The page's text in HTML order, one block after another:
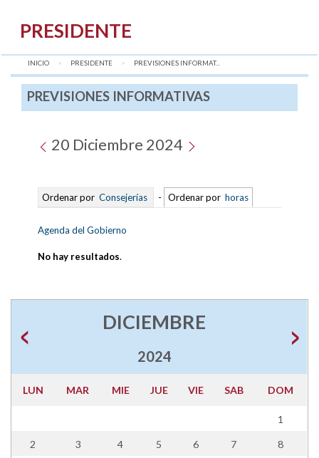
PRESIDENTE
INICIO PRESIDENTE AQUÍ:
PREVISIONES INFORMAT...
PREVISIONES INFORMATIVAS
20 Diciembre 2024
Ordenar por Consejerías - Ordenar por horas
Agenda del Gobierno
No hay resultados.
DICIEMBRE
2024
LUN MAR MIE JUE VIE SAB DOM
1
2 3 4 5 6 7 8